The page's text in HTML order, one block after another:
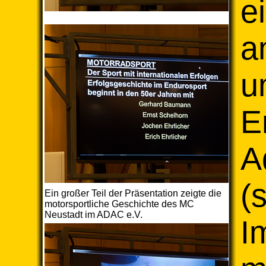
Ein großer Teil der Präsentation zeigte die
motorsportliche Geschichte des MC
Neustadt im ADAC e.V.